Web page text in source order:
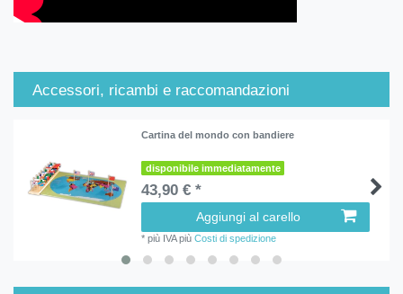
Accessori, ricambi e raccomandazioni
Cartina del mondo con bandiere
disponibile immediatamente
43,90 € *
Aggiungi al carello
*più IVApiùCosti di spedizione